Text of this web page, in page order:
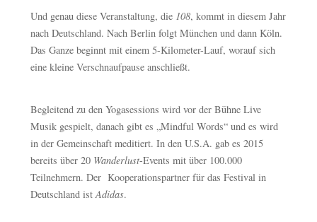
Und genau diese Veranstaltung, die 108, kommt in diesem Jahr
nach Deutschland. Nach Berlin folgt München und dann Köln.
Das Ganze beginnt mit einem 5-Kilometer-Lauf, worauf sich
eine kleine Verschnaufpause anschließt.
Begleitend zu den Yogasessions wird vor der Bühne Live
Musik gespielt, danach gibt es „Mindful Words“ und es wird
in der Gemeinschaft meditiert. In den U.S.A. gab es 2015
bereits über 20 Wanderlust-Events mit über 100.000
Teilnehmern. Der Kooperationspartner für das Festival in
Deutschland istAdidas.